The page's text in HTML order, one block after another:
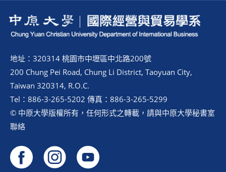
地址：320314 桃園市中壢區中北路200號
200 Chung Pei Road, Chung Li District, Taoyuan City,
Taiwan 320314, R.O.C.
Tel：886-3-265-5202 傳真：886-3-265-5299
© 中原大學版權所有，任何形式之轉載，請與中原大學秘書室
聯絡